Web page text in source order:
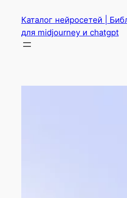
содержимому
Каталог нейросетей |
для midjourney и chatgpt